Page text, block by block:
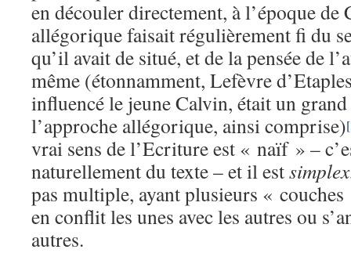
en découler directement, à l’époque
allégorique faisait régulièrement fi du
qu’il avait de situé, et de la pensée de
même (étonnamment, Lefèvre
influencé le jeune Calvin, était un
l’approche allégorique, ainsi comprise)
vrai sens de l’Ecriture est « naïf » –
naturellement du texte – et il estsimplex
pas multiple, ayant plusieurs «
en conflit les unes avec les autres ou
autres.